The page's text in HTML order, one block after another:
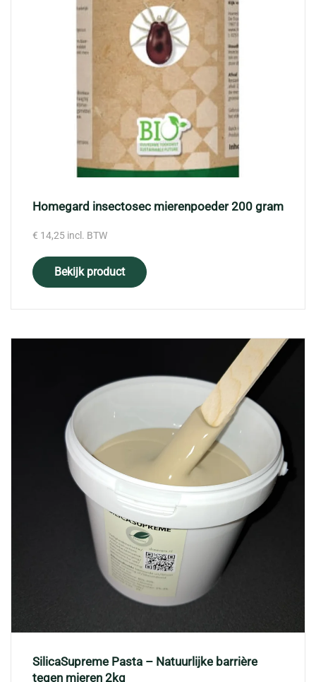
Homegard insectosec mierenpoeder 200 gram
€ 14,25 incl. BTW
Bekijk product
SilicaSupreme Pasta – Natuurlijke barrière
tegen mieren 2kg